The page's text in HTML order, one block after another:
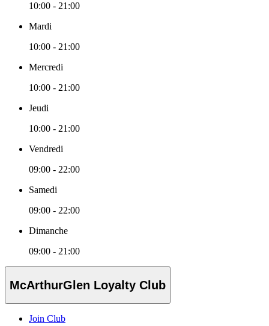
10:00 - 21:00
Mardi
10:00 - 21:00
Mercredi
10:00 - 21:00
Jeudi
10:00 - 21:00
Vendredi
09:00 - 22:00
Samedi
09:00 - 22:00
Dimanche
09:00 - 21:00
McArthurGlen Loyalty Club
Join Club